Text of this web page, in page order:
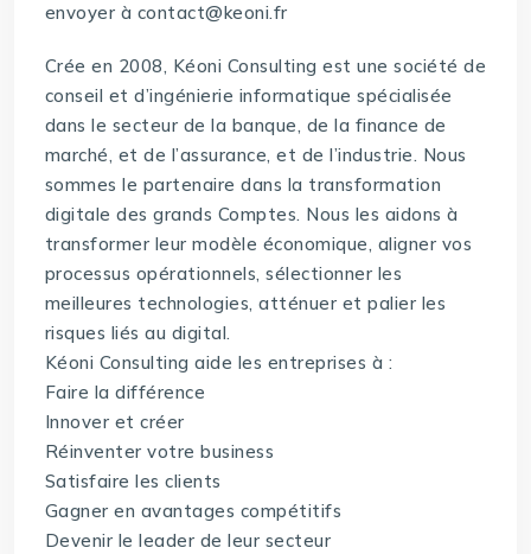
envoyer à contact@keoni.fr
Crée en 2008, Kéoni Consulting est une société de
conseil et d’ingénierie informatique spécialisée
dans le secteur de la banque, de la finance de
marché, et de l’assurance, et de l’industrie. Nous
sommes le partenaire dans la transformation
digitale des grands Comptes. Nous les aidons à
transformer leur modèle économique, aligner vos
processus opérationnels, sélectionner les
meilleures technologies, atténuer et palier les
risques liés au digital.
Kéoni Consulting aide les entreprises à :
Faire la différence
Innover et créer
Réinventer votre business
Satisfaire les clients
Gagner en avantages compétitifs
Devenir le leader de leur secteur